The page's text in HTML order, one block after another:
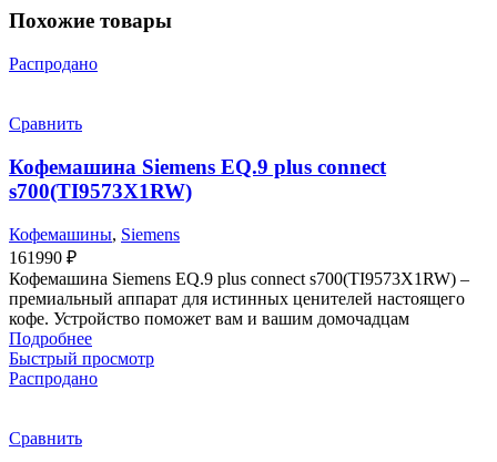
Похожие товары
Распродано
Сравнить
Кофемашина Siemens EQ.9 plus connect
s700(TI9573X1RW)
Кофемашины, Siemens
161990 ₽
Кофемашина Siemens EQ.9 plus connect s700(TI9573X1RW) –
премиальный аппарат для истинных ценителей настоящего
кофе. Устройство поможет вам и вашим домочадцам
Подробнее
Быстрый просмотр
Распродано
Сравнить